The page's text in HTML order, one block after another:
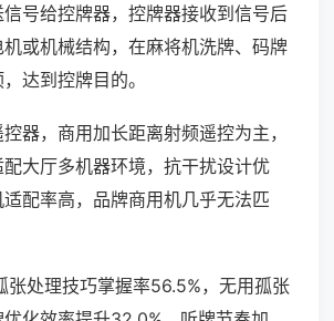
号给控牌器，控牌器接收到信号后
或机械结构，在麻将机洗牌、码牌
达到控牌目的。
器，商用加长距离射频遥控为主，
大厅多机器环境，抗干扰设计优
配率高，品牌商用机几乎无法匹
张处理技巧掌握率56.5%，无用孤张